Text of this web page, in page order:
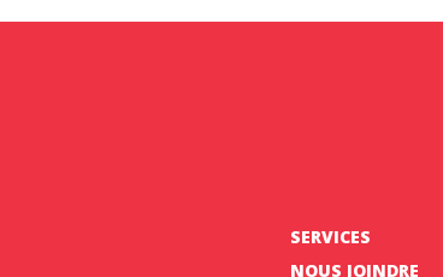
SERVICES
NOUS JOINDRE